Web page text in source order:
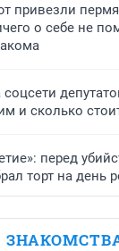
привезли
о себе не
соцсети
и сколько
перед
торт на день